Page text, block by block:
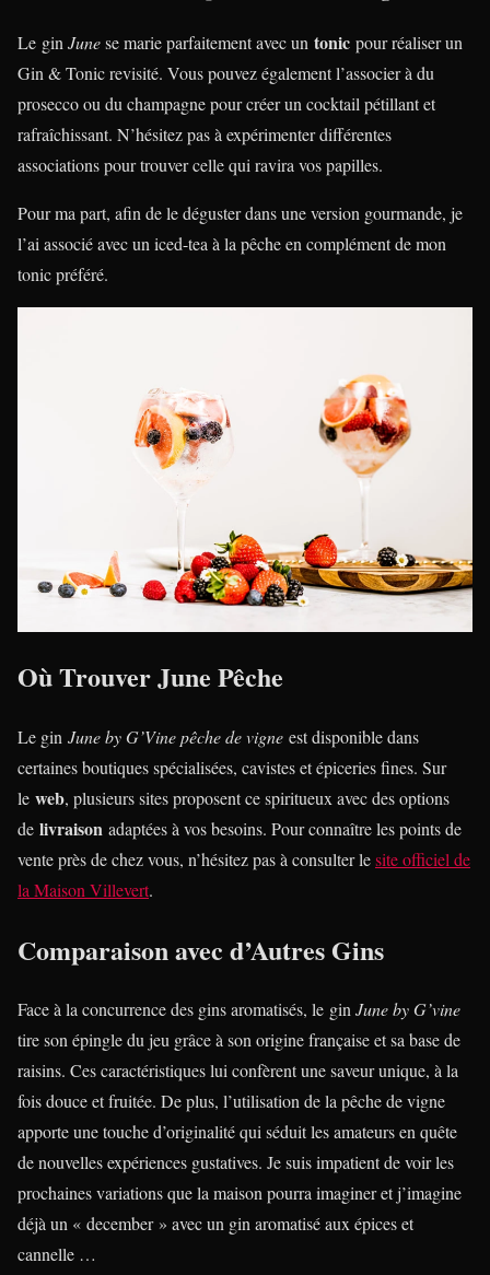
Le gin Junese marie parfaitement avec un tonic pour réaliser un
Gin & Tonic revisité. Vous pouvez également l’associer à du
prosecco ou du champagne pour créer un cocktail pétillant et
rafraîchissant. N’hésitez pas à expérimenter différentes
associations pour trouver celle qui ravira vos papilles.
Pour ma part, afin de le déguster dans une version gourmande, je
l’ai associé avec un iced-tea à la pêche en complément de mon
tonic préféré.
Où Trouver June Pêche
Le gin June by G’Vine pêche de vigne est disponible dans
certaines boutiques spécialisées, cavistes et épiceries fines. Sur
le web, plusieurs sites proposent ce spiritueux avec des options
de livraison adaptées à vos besoins. Pour connaître les points de
vente près de chez vous, n’hésitez pas à consulter lesite officiel de
la Maison Villevert.
Comparaison avec d’Autres Gins
Face à la concurrence des gins aromatisés, le ginJune by G’vine
tire son épingle du jeu grâce à son origine française et sa base de
raisins. Ces caractéristiques lui confèrent une saveur unique, à la
fois douce et fruitée. De plus, l’utilisation de la pêche de vigne
apporte une touche d’originalité qui séduit les amateurs en quête
de nouvelles expériences gustatives. Je suis impatient de voir les
prochaines variations que la maison pourra imaginer et j’imagine
déjà un « december » avec un gin aromatisé aux épices et
cannelle …